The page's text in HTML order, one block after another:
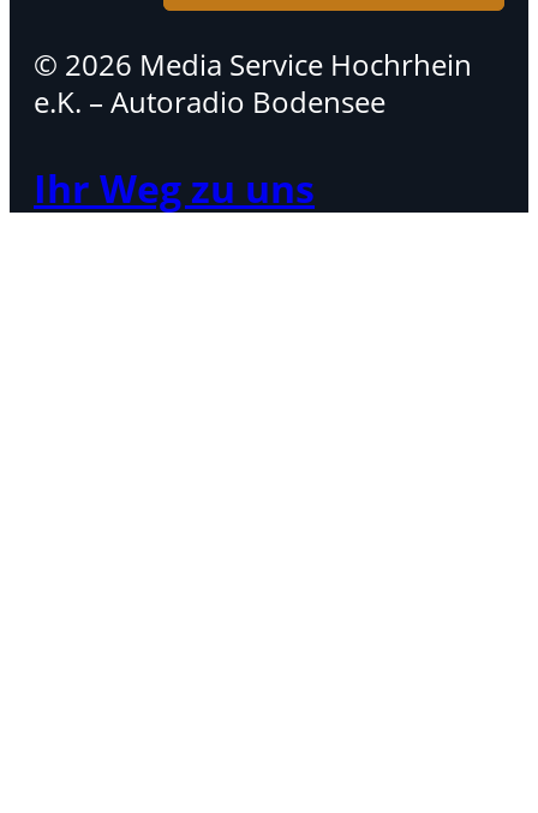
© 2026 Media Service Hochrhein
e.K. – Autoradio Bodensee
Ihr Weg zu uns